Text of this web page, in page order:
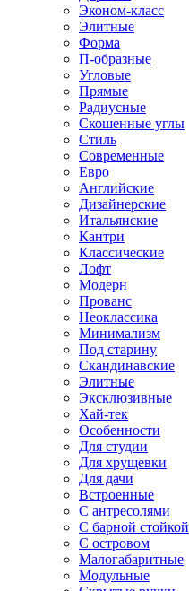
Эконом-класс
Элитные
Форма
П-образные
Угловые
Прямые
Радиусные
Скошенные углы
Стиль
Современные
Евро
Английские
Дизайнерские
Итальянские
Кантри
Классические
Лофт
Модерн
Прованс
Неоклассика
Минимализм
Под старину
Скандинавские
Элитные
Эксклюзивные
Хай-тек
Особенности
Для студии
Для хрущевки
Для дачи
Встроенные
С антресолями
С барной стойкой
С островом
Малогабаритные
Модульные